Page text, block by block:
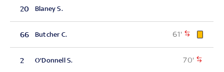
20 Blaney S.
66 Butcher C. 61'
2 O'Donnell S. 70'